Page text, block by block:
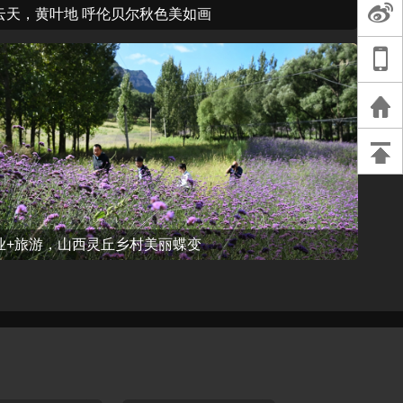
天，黄叶地 呼伦贝尔秋色美如画
+旅游，山西灵丘乡村美丽蝶变